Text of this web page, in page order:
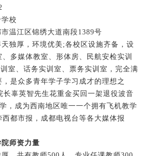
校
市温江区锦绣大道南段1389号
独厚，环境优美;各校区设施齐备，设
多媒体教室、形体房、民航安检实训
室、话务实训室、票务实训室，完全满
是众多青年学子学习成才的理想之
长辜英智先生花重金买回一架退役波音
，成为西南地区唯一一个拥有飞机教学
都市报，成都电视台等各大媒体报
师资力量